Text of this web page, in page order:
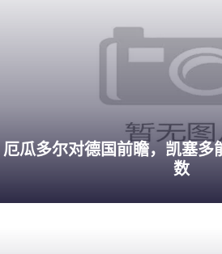
厄瓜多尔对德国前瞻，凯塞多
数